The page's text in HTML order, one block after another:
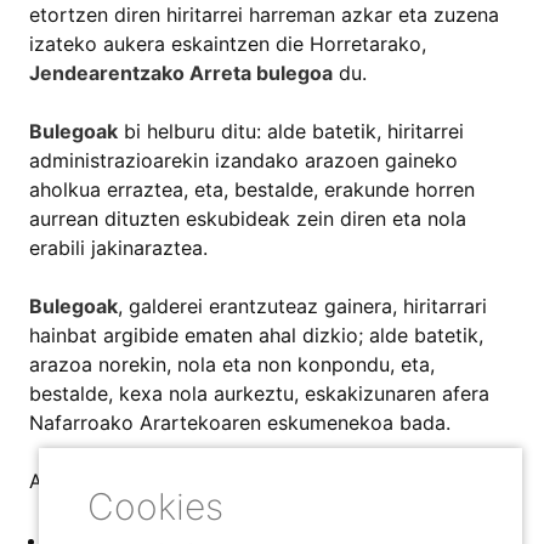
etortzen diren hiritarrei harreman azkar eta zuzena
izateko aukera eskaintzen die Horretarako,
Jendearentzako Arreta bulegoa du.
Bulegoak bi helburu ditu: alde batetik, hiritarrei
administrazioarekin izandako arazoen gaineko
aholkua erraztea, eta, bestalde, erakunde horren
aurrean dituzten eskubideak zein diren eta nola
erabili jakinaraztea.
Bulegoak, galderei erantzuteaz gainera, hiritarrari
hainbat argibide ematen ahal dizkio; alde batetik,
arazoa norekin, nola eta non konpondu, eta,
bestalde, kexa nola aurkeztu, eskakizunaren afera
Nafarroako Arartekoaren eskumenekoa bada.
Argibideak eskatzeko moduak: